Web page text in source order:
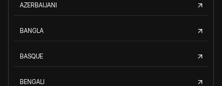
AZERBAIJANI
BANGLA
BASQUE
BENGALI